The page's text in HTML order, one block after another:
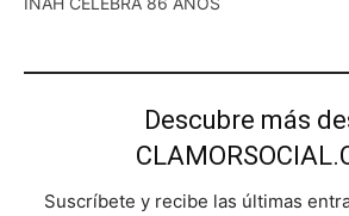
Descubre más
Suscríbete y recibe las últimas